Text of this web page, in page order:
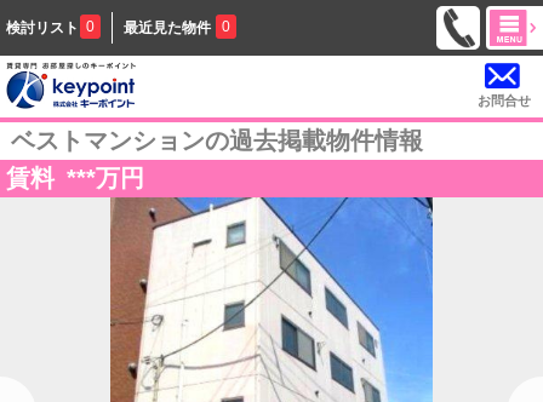
検討リスト 0 最近見た物件 0
お問合せ
ベストマンションの過去掲載物件情報
賃料 ***万円